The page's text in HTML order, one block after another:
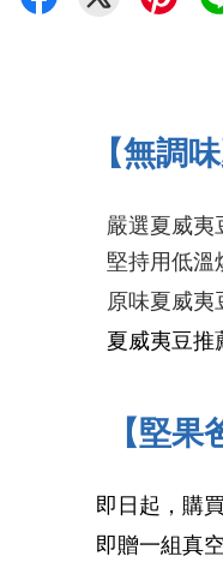
【無調
嚴選夏威夷
堅持用低溫
原味夏威夷
夏威夷豆推
【堅果
即日起，購
即贈一組真